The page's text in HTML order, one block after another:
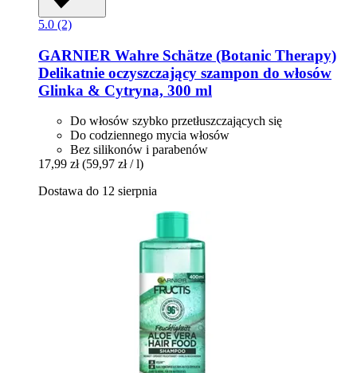
5.0 (2)
GARNIER Wahre Schätze (Botanic Therapy)
Delikatnie oczyszczający szampon do włosów
Glinka & Cytryna, 300 ml
Do włosów szybko przetłuszczających się
Do codziennego mycia włosów
Bez silikonów i parabenów
17,99 zł (59,97 zł / l)
Dostawa do 12 sierpnia